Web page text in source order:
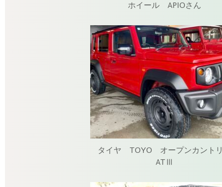
ホイール APIOさん
タイヤ TOYO オープンカント
ATⅢ